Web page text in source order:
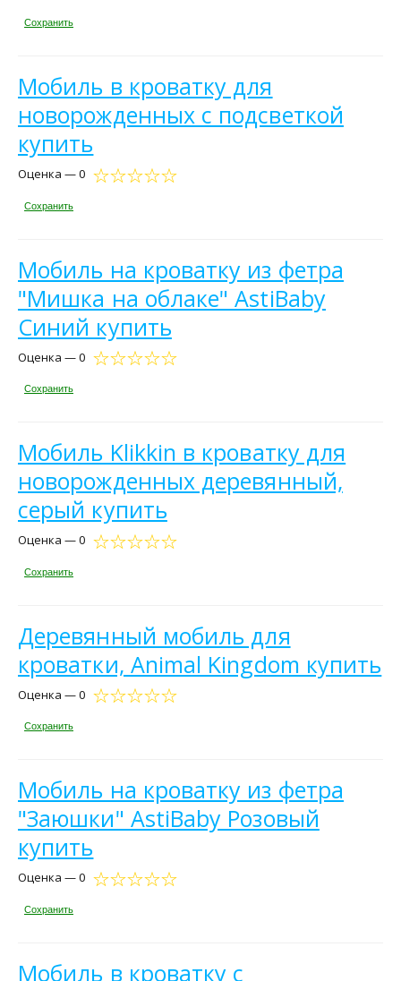
Сохранить
Мобиль в кроватку для
новорожденных с подсветкой
купить
Оценка — 0
Сохранить
Мобиль на кроватку из фетра
"Мишка на облаке" AstiBaby
Синий купить
Оценка — 0
Сохранить
Мобиль Klikkin в кроватку для
новорожденных деревянный,
серый купить
Оценка — 0
Сохранить
Деревянный мобиль для
кроватки, Animal Kingdom купить
Оценка — 0
Сохранить
Мобиль на кроватку из фетра
"Заюшки" AstiBaby Розовый
купить
Оценка — 0
Сохранить
Мобиль в кроватку с